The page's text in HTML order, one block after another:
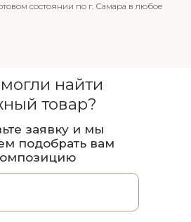
состоянии по г. Самара в любое
найти
товар?
заявку и мы
подобрать вам